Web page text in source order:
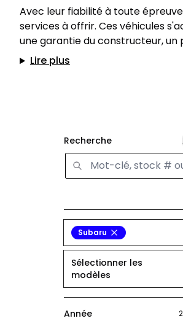
Avec leur fiabilité à toute
services à offrir. Ces véhicules
une garantie du constructeur,
Lire plus
Recherche
Subaru
Sélectionner les
modèles
Année